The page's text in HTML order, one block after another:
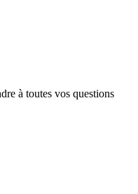
à toutes vos questions